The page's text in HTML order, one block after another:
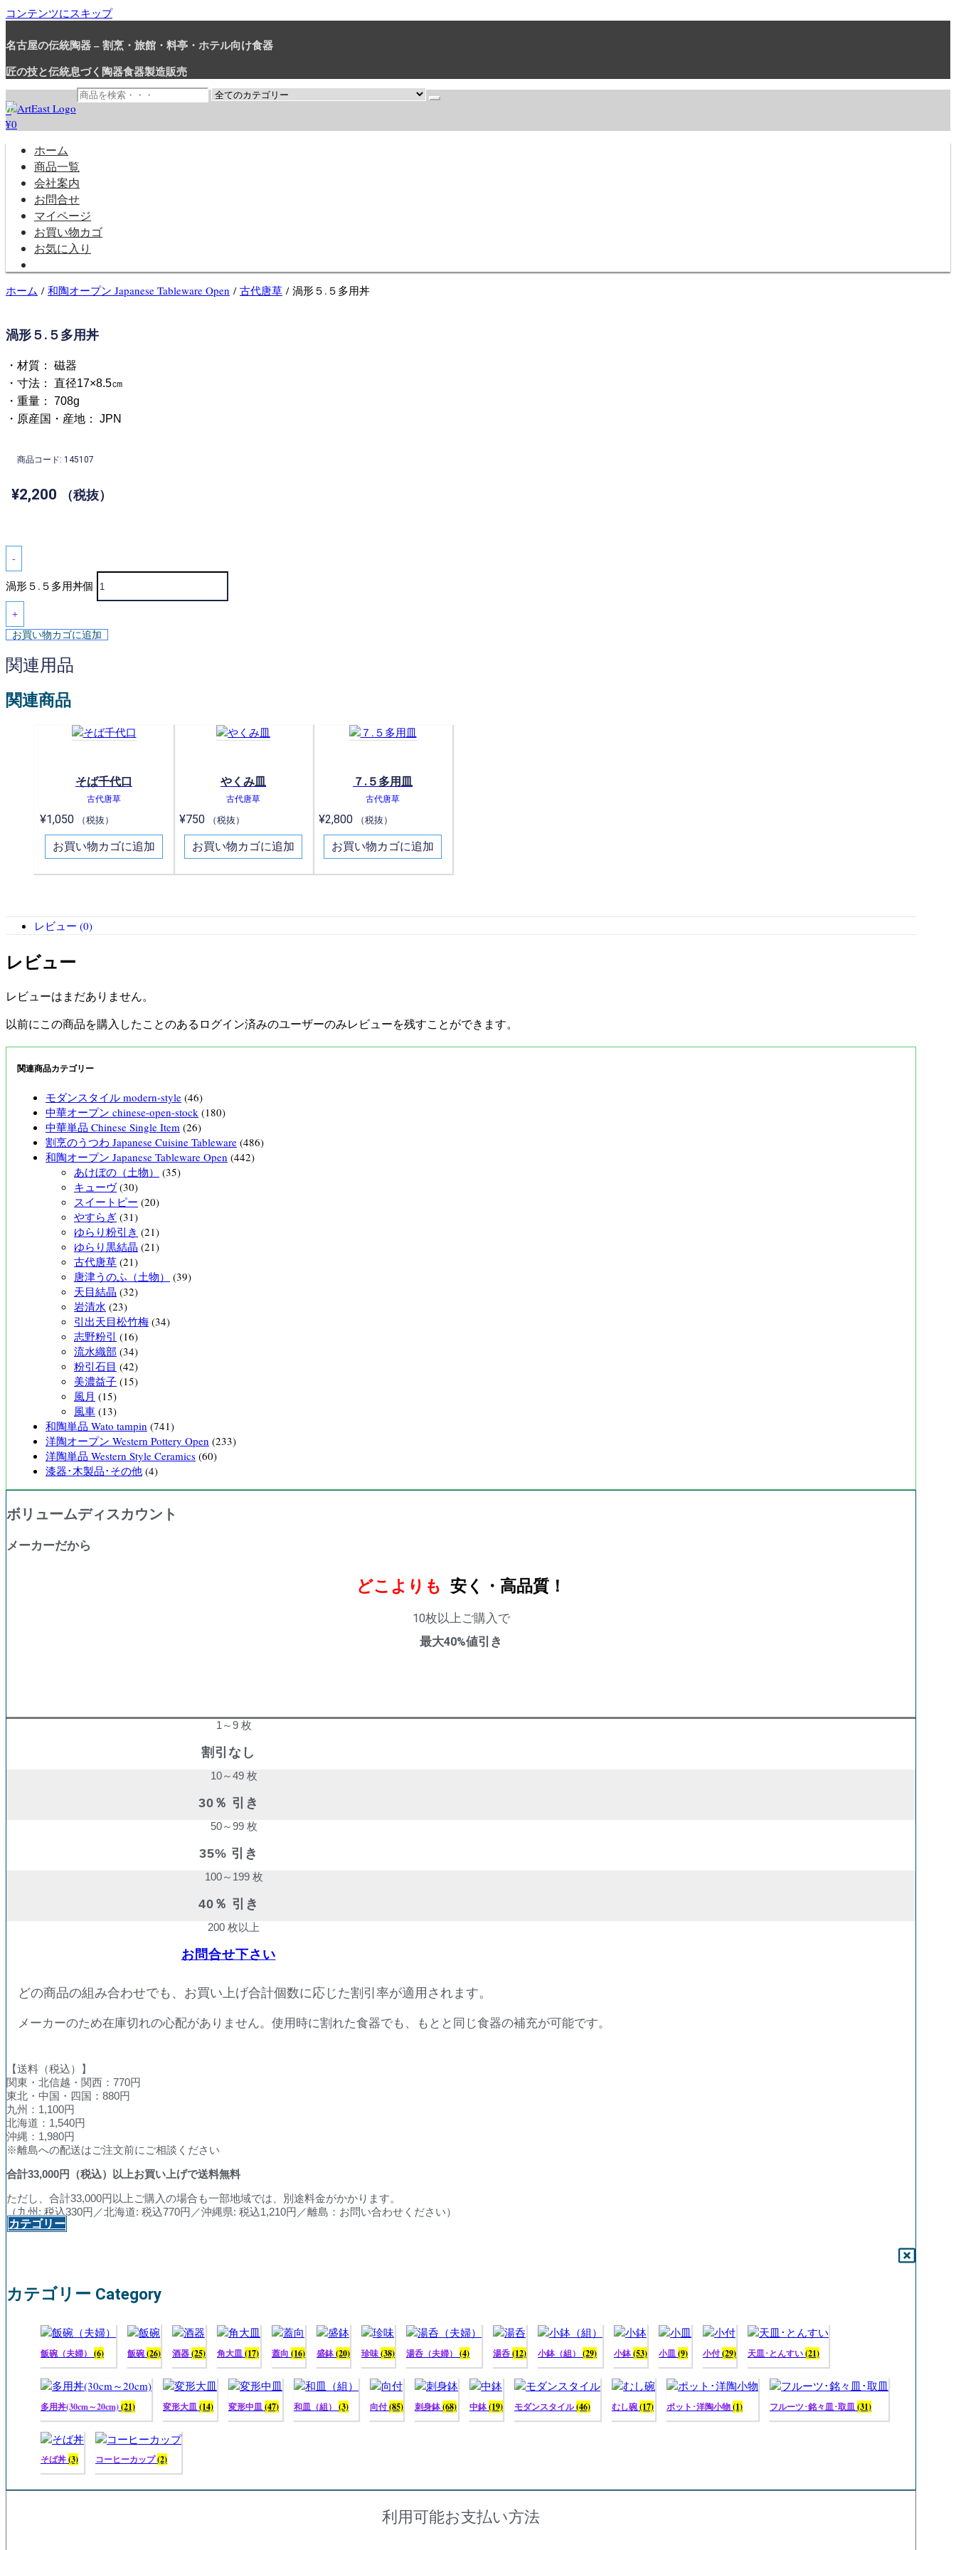
コンテンツにスキップ
名古屋の伝統陶器 – 割烹・旅館・料亭・ホテル向け食器
匠の技と伝統息づく陶器食器製造販売
和食器・洋食器通販｜割烹・旅館・料亭・ホテル等業務用卸販売
業務用から個人用まで、おしゃれでかわいい和食器・洋食器はまとめ買いがお得です。
0
¥0
ホーム
商品一覧
会社案内
お問合せ
マイページ
お買い物カゴ
お気に入り
ホーム / 和陶オープン Japanese Tableware Open / 古代唐草 / 渦形５.５多用丼
渦形５.５多用丼
・材質： 磁器
・寸法： 直径17×8.5㎝
・重量： 708g
・原産国・産地： JPN
商品コード: 145107
¥2,200 （税抜）
-
渦形５.５多用丼個
+
お買い物カゴに追加
関連用品
関連商品
そば千代口
古代唐草
¥1,050 （税抜）
お買い物カゴに追加
やくみ皿
古代唐草
¥750 （税抜）
お買い物カゴに追加
７.５多用皿
古代唐草
¥2,800 （税抜）
お買い物カゴに追加
レビュー (0)
レビュー
レビューはまだありません。
以前にこの商品を購入したことのあるログイン済みのユーザーのみレビューを残すことができます。
関連商品カテゴリー
モダンスタイル modern-style (46)
中華オープン chinese-open-stock (180)
中華単品 Chinese Single Item (26)
割烹のうつわ Japanese Cuisine Tableware (486)
和陶オープン Japanese Tableware Open (442)
あけぼの（土物）
(35)
キューヴ (30)
スイートピー (20)
やすらぎ (31)
ゆらり粉引き (21)
ゆらり黒結晶 (21)
古代唐草 (21)
唐津うのふ（土物）
(39)
天目結晶 (32)
岩清水 (23)
引出天目松竹梅 (34)
志野粉引 (16)
流水織部 (34)
粉引石目 (42)
美濃益子 (15)
風月 (15)
風車 (13)
和陶単品 Wato tampin (741)
洋陶オープン Western Pottery Open (233)
洋陶単品 Western Style Ceramics (60)
漆器･木製品･その他 (4)
ボリュームディスカウント
メーカーだから
どこよりも 安く・高品質！
10枚以上ご購入で
最大40%値引き
1～9 枚
割引なし
10～49 枚
30％ 引き
50～99 枚
35% 引き
100～199 枚
40％ 引き
200 枚以上
お問合せ下さい
どの商品の組み合わせでも、お買い上げ合計個数に応じた割引率が適用されます。
メーカーのため在庫切れの心配がありません。使用時に割れた食器でも、もとと同じ食器の補充が可能です。
【送料（税込）】
関東・北信越・関西：770円
東北・中国・四国：880円
九州：1,100円
北海道：1,540円
沖縄：1,980円
※離島への配送はご注文前にご相談ください
合計33,000円（税込）以上お買い上げで送料無料
ただし、合計33,000円以上ご購入の場合も一部地域では、別途料金がかかります。
（九州: 税込330円／北海道: 税込770円／沖縄県: 税込1,210円／離島：お問い合わせください）
カテゴリー
カテゴリー Category
飯碗（夫婦） (6) 飯碗(26) 酒器(25) 角大皿(17) 蓋向 (16) 盛鉢(20) 珍味(38) 湯呑（夫婦） (4) 湯呑(12) 小鉢（組） (29) 小鉢(53) 小皿(9) 小付(29) 天皿･とんすい(21)
多用丼(30cm～20cm)(21) 変形大皿(14) 変形中皿(47) 和皿（組） (3) 向付(85) 刺身鉢(68) 中鉢(19) モダンスタイル(46) むし碗(17) ポット･洋陶小物(1) フルーツ･銘々皿･取皿(31)
そば丼(3) コーヒーカップ(2)
利用可能お支払い方法